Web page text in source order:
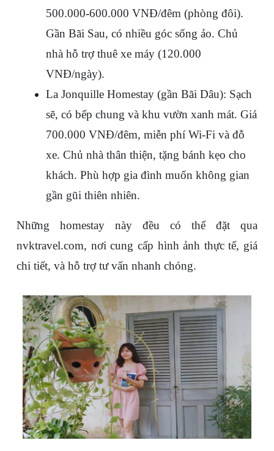
500.000-600.000 VNĐ/đêm (phòng đôi).
Gần Bãi Sau, có nhiều góc sống ảo. Chủ
nhà hỗ trợ thuê xe máy (120.000
VNĐ/ngày).
La Jonquille Homestay (gần Bãi Dâu): Sạch
sẽ, có bếp chung và khu vườn xanh mát. Giá
700.000 VNĐ/đêm, miễn phí Wi-Fi và đỗ
xe. Chủ nhà thân thiện, tặng bánh kẹo cho
khách. Phù hợp gia đình muốn không gian
gần gũi thiên nhiên.
Những homestay này đều có thể đặt qua
nvktravel.com, nơi cung cấp hình ảnh thực tế, giá
chi tiết, và hỗ trợ tư vấn nhanh chóng.